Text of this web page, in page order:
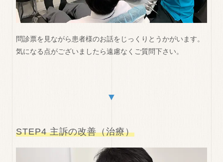
問診票を見ながら患者様のお話をじっくりとうかがいます。
気になる点がございましたら遠慮なくご質問下さい。
▼
STEP4 主訴の改善（治療）